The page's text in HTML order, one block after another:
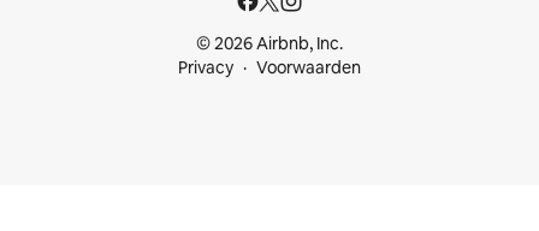
© 2026 Airbnb, Inc.
Privacy
Voorwaarden